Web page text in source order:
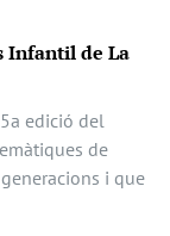
Infantil de La
edició del
de
i que